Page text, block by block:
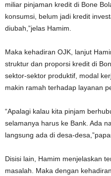
miliar pinjaman kredit di Bone
konsumsi, belum jadi kredit
diubah,”jelas Hamim.
Maka kehadiran OJK, lanjut
struktur dan proporsi kredit di
sektor-sektor produktif, modal
makin ramah terhadap layanan
“Apalagi kalau kita pinjam
selamanya harus ke Bank. Ada
langsung ada di desa-
Disisi lain, Hamim menjelaskan
masalah. Maka dengan